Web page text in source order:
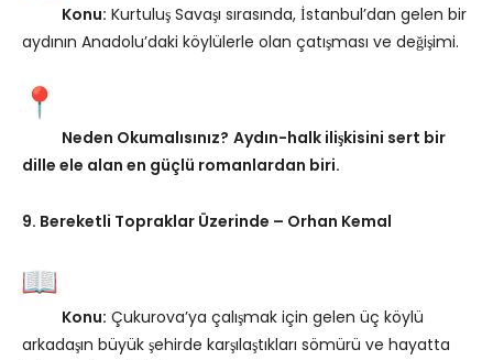
Konu: Kurtuluş Savaşı sırasında, İstanbul’dan gelen bir
aydının Anadolu’daki köylülerle olan çatışması ve değişimi.
Neden Okumalısınız? Aydın-halk ilişkisini sert bir
dille ele alan en güçlü romanlardan biri.
9. Bereketli Topraklar Üzerinde – Orhan Kemal
Konu: Çukurova’ya çalışmak için gelen üç köylü
arkadaşın büyük şehirde karşılaştıkları sömürü ve hayatta